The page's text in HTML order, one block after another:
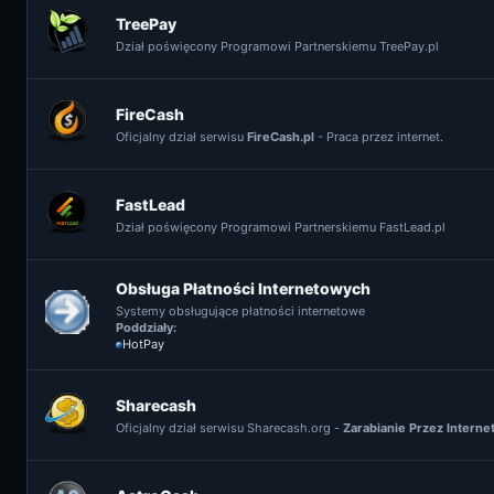
TreePay
Dział poświęcony Programowi Partnerskiemu TreePay.pl
FireCash
Oficjalny dział serwisu FireCash.pl - Praca przez internet.
FastLead
Dział poświęcony Programowi Partnerskiemu FastLead.pl
Obsługa Płatności Internetowych
Systemy obsługujące płatności internetowe
Poddziały:
HotPay
Sharecash
Oficjalny dział serwisu Sharecash.org - Zarabianie Przez Internet